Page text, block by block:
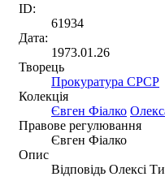
ID:
61934
Дата:
1973.01.26
Творець
Прокуратура СРСР
Колекція
Євген Фіалко
Правове регулювання
Євген Фіалко
Опис
Відповідь Олексі